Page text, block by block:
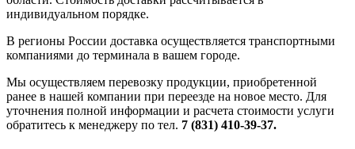
индивидуальном порядке.
В регионы России доставка осуществляется транспортными
компаниями до терминала в вашем городе.
Мы осуществляем перевозку продукции, приобретенной
ранее в нашей компании при переезде на новое место. Для
уточнения полной информации и расчета стоимости услуги
обратитесь к менеджеру по тел. 7 (831) 410-39-37.